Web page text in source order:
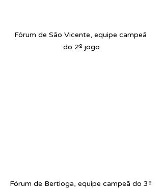
Fórum de São Vicente, equipe campeã
do 2º jogo
Fórum de Bertioga, equipe campeã do 3º